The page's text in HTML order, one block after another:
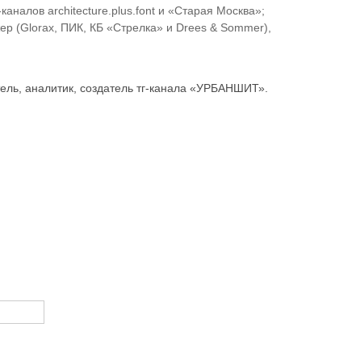
каналов architecture.plus.font и «Старая Москва»;
(Glorax, ПИК, КБ «Стрелка» и Drees & Sommer),
аналитик, создатель тг-канала «УРБАНШИТ».